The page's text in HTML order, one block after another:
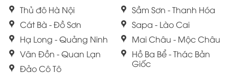
Thủ đô Hà Nội
Cát Bà - Đồ Sơn
Hạ Long - Quảng Ninh
Vân Đồn - Quan Lạn
Đảo Cô Tô
Sầm Sơn - Thanh Hóa
Sapa - Lào Cai
Mai Châu - Mộc Châu
Hồ Ba Bể - Thác Bản
Giốc